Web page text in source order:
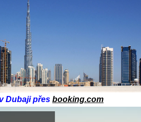
Dubaji přes booking.com